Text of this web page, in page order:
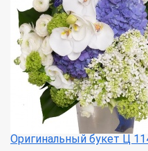
Оригинальный букет Ц